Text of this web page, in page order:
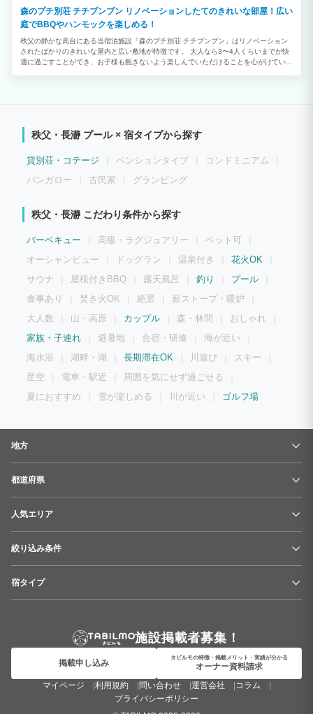
森のプチ別荘 チチブンブン リノベーションしたてのきれいな部屋！広い
庭でBBQやハンモックを楽しめる！
秩父の静かな高台にある当宿泊施設「森のプチ別荘 チチブンブン」はリノベーション
されたばかりのきれいな屋内と広い敷地が特徴です。 大人なら3〜4人くらいまでが快
適に過ごすことができ、お子様も飽きないよう楽しんでいただけることを心がけていま
ーションやDVDも楽しめます。 真新しいシステムキッチンと四人掛けのダイニングテ
います。 システムキッチンには調理器具や食器がすべて揃っています。 ※塩、しょう
ゆ、お酢などの調味料もありますが、他に必要なものがあればご自身でご用意くださ
い。 トイレは玄関側にあり部屋と接触しておらずプライベートが守られています。 程
寝室のクローゼットに3人分の寝具が入っています。大人4名でご利用される場合、1名
はソファーをご利用ください。 玄関にInformationボードや害虫用のスプレーなどがあ
うサービス品が入っていますので、専用の鍵を使ってご利用ください。 花火は手持ち
ます。 また、火消し用のバケツに水を入れてご利用ください。 広い敷地がチチブンブ
側に侵入しないようにしてください。
秩父・長瀞 プール × 宿タイプから探す
貸別荘・コテージ ペンションタイプ
コンドミニアム
バンガロー
古民家 グランピング
秩父・長瀞 こだわり条件から探す
バーベキュー 高級・ラグジュアリー
ペット可
オーシャンビュー
ドッグラン 温泉付き
花火OK
サウナ
屋根付きBBQ 露天風呂 釣り
プール
食事あり
焚き火OK 絶景
薪ストーブ・暖炉
大人数
山・高原 カップル 森・林間
おしゃれ
家族・子連れ
避暑地 合宿・研修
海が近い
海水浴
湖畔・湖 長期滞在OK 川遊び
スキー
星空
電車・駅近
周囲を気にせず過ごせる
夏におすすめ
雪が楽しめる 川が近い ゴルフ場
地方
都道府県
人気エリア
絞り込み条件
宿タイプ
施設掲載者募集！
掲載申し込み
タビルモの特徴・掲載メリット・実績が分かる
オーナー資料請求
マイページ
利用規約 問い合わせ 運営会社
コラム
プライバシーポリシー